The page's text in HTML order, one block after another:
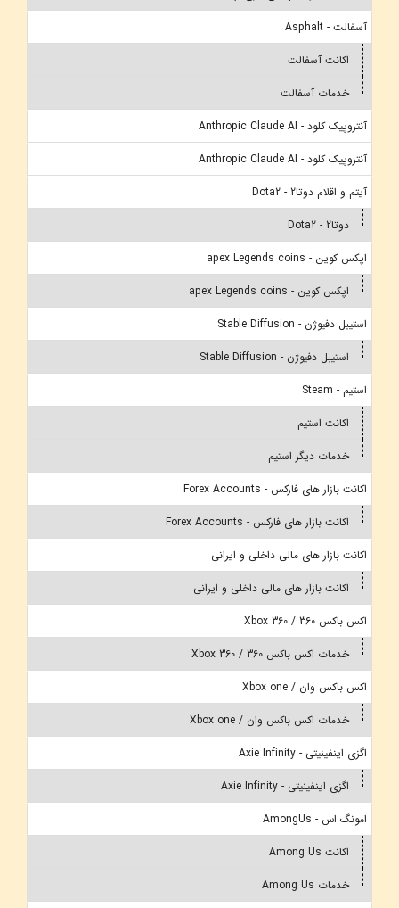
آسفالت - Asphalt
اکانت آسفالت
خدمات آسفالت
آنتروپیک کلود - Anthropic Claude AI
آنتروپیک کلود - Anthropic Claude AI
آیتم و اقلام دوتا2 - Dota2
دوتا2 - Dota2
اپکس کوین - apex Legends coins
اپکس کوین - apex Legends coins
استیبل دفیوژن - Stable Diffusion
استیبل دفیوژن - Stable Diffusion
استیم - Steam
اکانت استیم
خدمات دیگر استیم
اکانت بازار های فارکس - Forex Accounts
اکانت بازار های فارکس - Forex Accounts
اکانت بازار های مالی داخلی و ایرانی
اکانت بازار های مالی داخلی و ایرانی
اکس باکس 360 / Xbox 360
خدمات اکس باکس 360 / Xbox 360
اکس باکس وان / Xbox one
خدمات اکس باکس وان / Xbox one
اگزی اینفینیتی - Axie Infinity
اگزی اینفینیتی - Axie Infinity
امونگ اس - AmongUs
اکانت Among Us
خدمات Among Us